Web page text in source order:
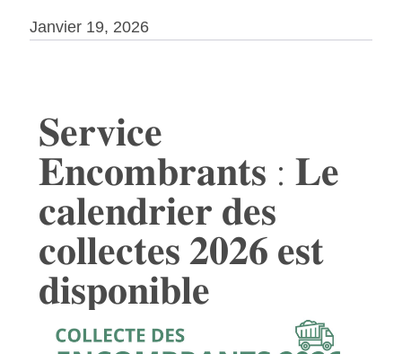
Janvier 19, 2026
𝐒𝐞𝐫𝐯𝐢𝐜𝐞
𝐄𝐧𝐜𝐨𝐦𝐛𝐫𝐚𝐧𝐭𝐬 : 𝐋𝐞
𝐜𝐚𝐥𝐞𝐧𝐝𝐫𝐢𝐞𝐫 𝐝𝐞𝐬
𝐜𝐨𝐥𝐥𝐞𝐜𝐭𝐞𝐬 𝟐𝟎𝟐𝟔 𝐞𝐬𝐭
𝐝𝐢𝐬𝐩𝐨𝐧𝐢𝐛𝐥𝐞